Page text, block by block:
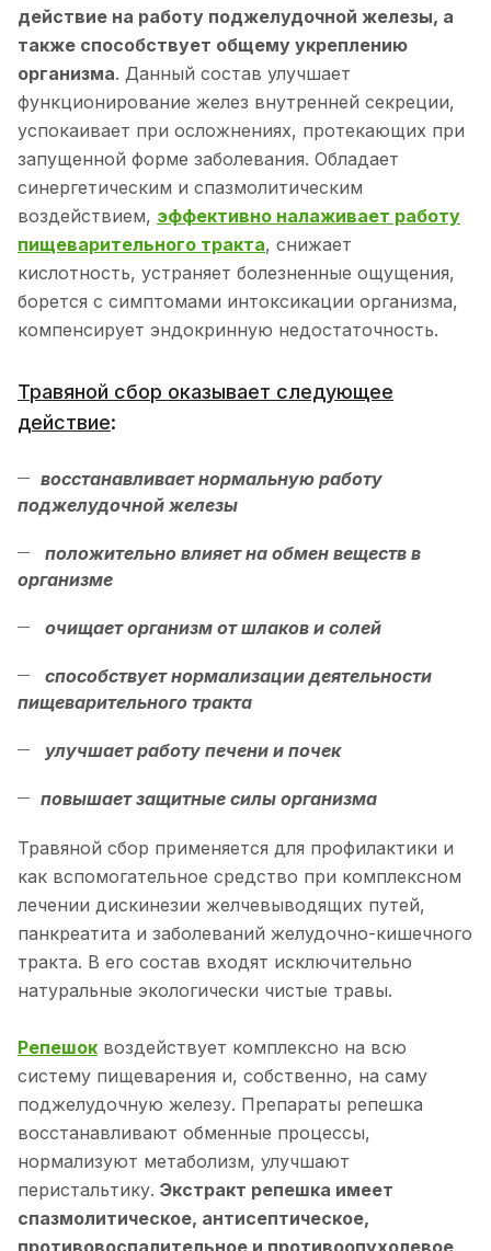
действие на работу поджелудочной железы, а
также способствует общему укреплению
организма. Данный состав улучшает
функционирование желез внутренней секреции,
успокаивает при осложнениях, протекающих при
запущенной форме заболевания. Обладает
синергетическим и спазмолитическим
воздействием, эффективно налаживает работу
пищеварительного тракта, снижает
кислотность, устраняет болезненные ощущения,
борется с симптомами интоксикации организма,
компенсирует эндокринную недостаточность.
Травяной сбор оказывает следующее
действие:
восстанавливает нормальную работу
поджелудочной железы
положительно влияет на обмен веществ в
организме
очищает организм от шлаков и солей
способствует нормализации деятельности
пищеварительного тракта
улучшает работу печени и почек
повышает защитные силы организма
Травяной сбор применяется для профилактики и
как вспомогательное средство при комплексном
лечении дискинезии желчевыводящих путей,
панкреатита и заболеваний желудочно-кишечного
тракта. В его состав входят исключительно
натуральные экологически чистые травы.
Репешок воздействует комплексно на всю
систему пищеварения и, собственно, на саму
поджелудочную железу. Препараты репешка
восстанавливают обменные процессы,
нормализуют метаболизм, улучшают
перистальтику. Экстракт репешка имеет
спазмолитическое, антисептическое,
противовоспалительное и противоопухолевое